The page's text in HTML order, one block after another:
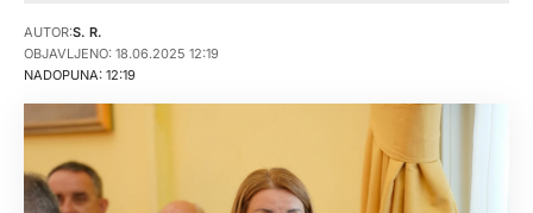
NADOPUNA: 12:19
AUTOR:S. R.
OBJAVLJENO: 18.06.2025 12:19